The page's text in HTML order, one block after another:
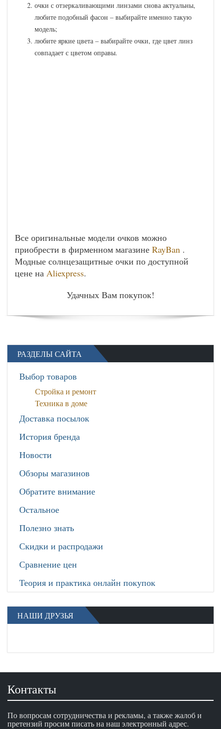
очки с отзеркаливающими линзами снова актуальны,
любите подобный фасон – выбирайте именно такую
модель;
любите яркие цвета – выбирайте очки, где цвет линз
совпадает с цветом оправы.
Все оригинальные модели очков можно
приобрести в фирменном магазине RayBan .
Модные солнцезащитные очки по доступной
цене на Aliexpress.
Удачных Вам покупок!
РАЗДЕЛЫ САЙТА
Выбор товаров
Стройка и ремонт
Техника в доме
Доставка посылок
История бренда
Новости
Обзоры магазинов
Обратите внимание
Остальное
Полезно знать
Скидки и распродажи
Сравнение цен
Теория и практика онлайн покупок
НАШИ ДРУЗЬЯ
Контакты
По вопросам сотрудничества и рекламы, а также жалоб и
претензий просим писать на наш электронный адрес.